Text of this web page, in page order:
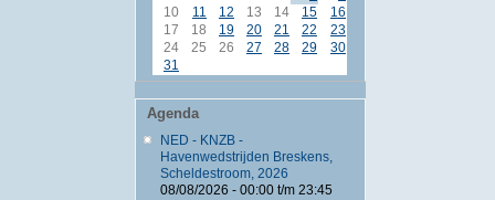
10
11 12 13 14 15
16
17
18 19 20 21 22
23
24
25 26 27 28 29
30
31
Agenda
NED - KNZB -
Havenwedstrijden Breskens,
Scheldestroom, 2026
08/08/2026 - 00:00t/m 23:45